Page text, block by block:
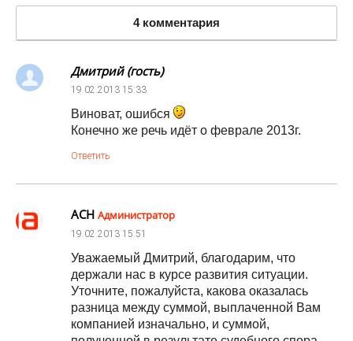
4 комментария
Дмитрий (гость)
19.02.2013 15:33
Виноват, ошибся
Конечно же речь идёт о феврале 2013г.
Ответить
АСН Администратор
19.02.2013 15:51
Уважаемый Дмитрий, благодарим, что
держали нас в курсе развития ситуации.
Уточните, пожалуйста, какова оказалась
разница между суммой, выплаченной Вам
компанией изначально, и суммой,